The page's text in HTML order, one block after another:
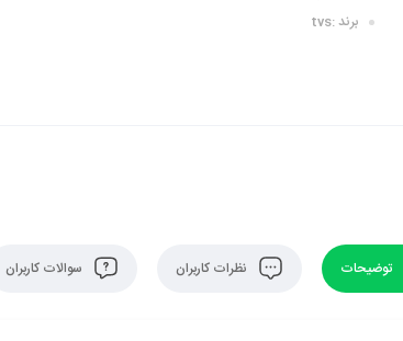
برند :tvs
توضیحات نظرات کاربران سوالات کاربران